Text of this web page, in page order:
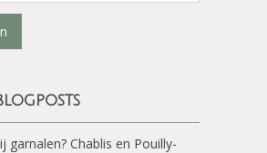
garnalen? Chablis en Pouilly-